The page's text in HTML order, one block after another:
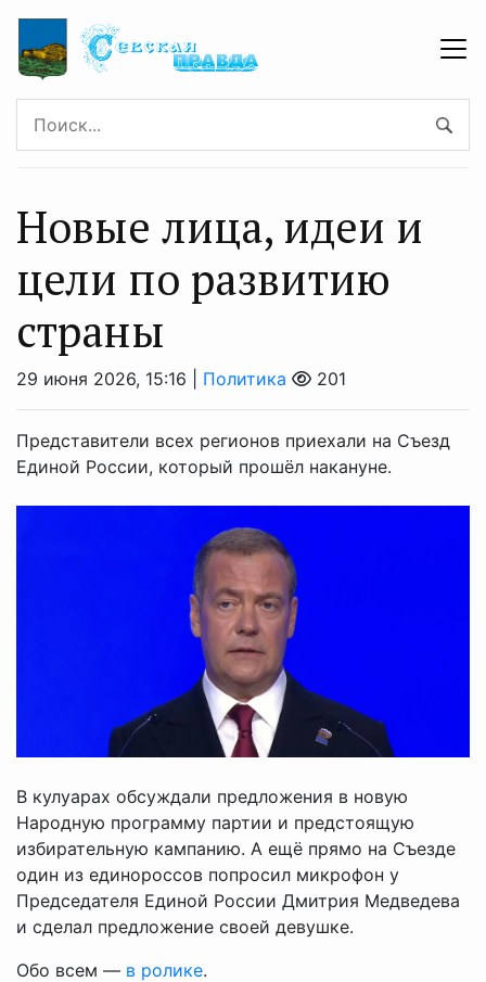
Новые лица, идеи и
цели по развитию
страны
29 июня 2026, 15:16 | Политика 201
Представители всех регионов приехали на Съезд
Единой России, который прошёл накануне.
В кулуарах обсуждали предложения в новую
Народную программу партии и предстоящую
избирательную кампанию. А ещё прямо на Съезде
один из единороссов попросил микрофон у
Председателя Единой России Дмитрия Медведева
и сделал предложение своей девушке.
Обо всем — в ролике.